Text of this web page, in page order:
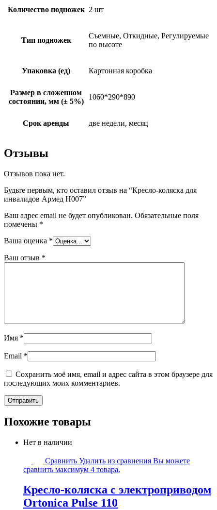
Количество подножек 2 шт
Тип подножек
Съемные, Откидные, Регулируемые
по высоте
Упаковка (ед) Картонная коробка
Размер в сложенном
состоянии, мм (± 5%)
1060*290*890
Срок аренды две недели, месяц
Отзывы
Отзывов пока нет.
Будьте первым, кто оставил отзыв на “Кресло-коляска для
инвалидов Армед H007”
Ваш адрес email не будет опубликован. Обязательные поля
помечены *
Ваша оценка *
Ваш отзыв *
Имя *
Email *
Сохранить моё имя, email и адрес сайта в этом браузере для
последующих моих комментариев.
Похожие товары
Нет в наличии
Кресло-
коляска
элeктрoпpивoдом
Оrtоniса
Рulsе
Сравнить Удалить из сравнения Вы можете
сравнить максимум 4 товара.
Кресло-коляска с элeктрoпpивoдом
Оrtоniса Рulsе 110